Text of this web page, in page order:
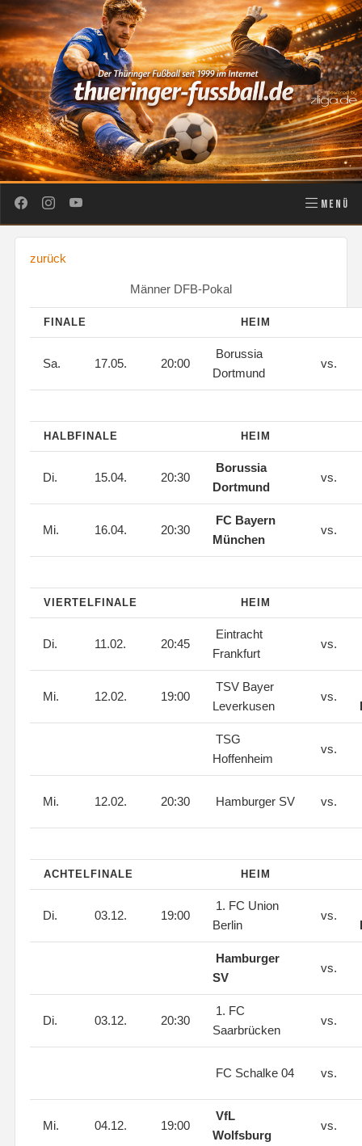
MENÜ
zurück
Männer DFB-Pokal
FINALE HEIM
Sa. 17.05. 20:00
Borussia
Dortmund
vs.
HALBFINALE HEIM
Di. 15.04. 20:30
Borussia
Dortmund
vs.
Mi. 16.04. 20:30
FC Bayern
München
vs.
VIERTELFINALE HEIM
Di. 11.02. 20:45
Eintracht
Frankfurt
vs.
Mi. 12.02. 19:00
TSV Bayer
Leverkusen
vs.
TSG
Hoffenheim
vs.
Mi. 12.02. 20:30 Hamburger SV vs.
ACHTELFINALE HEIM
Di. 03.12. 19:00
1. FC Union
Berlin
vs.
Hamburger
SV
vs.
Di. 03.12. 20:30
1. FC
Saarbrücken
vs.
FC Schalke 04 vs.
Mi. 04.12. 19:00
VfL
Wolfsburg
vs.